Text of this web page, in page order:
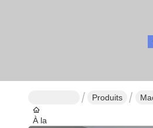
À la
Produits